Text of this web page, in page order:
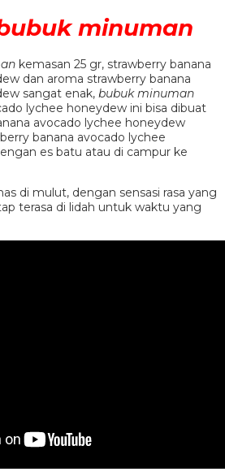
minuman
kemasan 25 gr, strawberry banana
dan aroma strawberry banana
sangat enak, bubuk minuman
lychee honeydew ini bisa dibuat
avocado lychee honeydew
banana avocado lychee
es batu atau di campur ke
di mulut, dengan sensasi rasa yang
terasa di lidah untuk waktu yang